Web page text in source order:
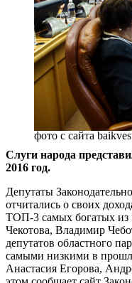
фото с сайта
Слуги народа
2016 год.
Депутаты
отчитались о своих
ТОП-3 самых богатых
Чекотова, Владимир
депутатов областного
самыми низкими в
Анастасия Егорова,